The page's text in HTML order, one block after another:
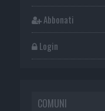
Abbonati
Login
COMUNI